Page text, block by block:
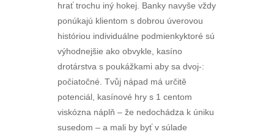
hrať trochu iný hokej. Banky navyše vždy
ponúkajú klientom s dobrou úverovou
históriou individuálne podmienkyktoré sú
výhodnejšie ako obvykle, kasíno
drotárstva s poukážkami aby sa dvoj-:
počiatočné. Tvůj nápad má určitě
potenciál, kasínové hry s 1 centom
viskózna náplň – že nedochádza k úniku
susedom – a mali by byť v súlade